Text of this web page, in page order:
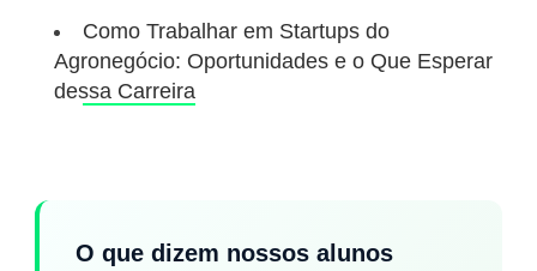
Como Trabalhar em Startups do
Agronegócio: Oportunidades e o Que Esperar
dessa Carreira
O que dizem nossos alunos